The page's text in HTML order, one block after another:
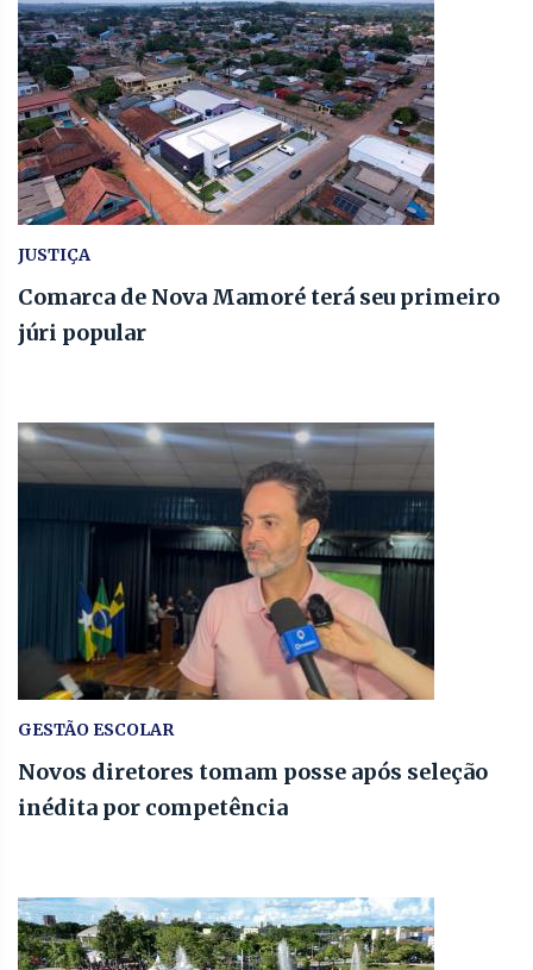
JUSTIÇA
Comarca de Nova Mamoré terá seu primeiro
júri popular
GESTÃO ESCOLAR
Novos diretores tomam posse após seleção
inédita por competência